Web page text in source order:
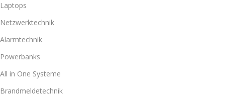
Laptops
Netzwerktechnik
Alarmtechnik
Powerbanks
All in One Systeme
Brandmeldetechnik